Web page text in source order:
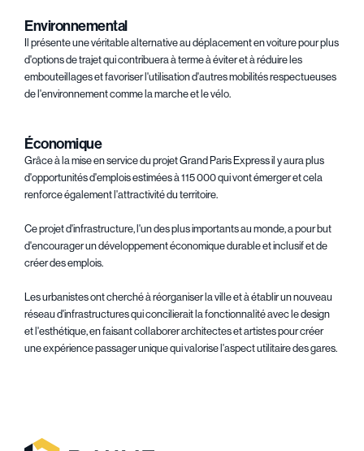
Environnemental
Il présente une véritable alternative au déplacement en voiture pour plus
d'options de trajet qui contribuera à terme à éviter et à réduire les
embouteillages et favoriser l'utilisation d'autres mobilités respectueuses
de l'environnement comme la marche et le vélo.
Économique
Grâce à la mise en service du projet Grand Paris Express il y aura plus
d'opportunités d'emplois estimées à 115 000 qui vont émerger et cela
renforce également l'attractivité du territoire.
Ce projet d'infrastructure, l'un des plus importants au monde, a pour but
d'encourager un développement économique durable et inclusif et de
créer des emplois.
Les urbanistes ont cherché à réorganiser la ville et à établir un nouveau
réseau d'infrastructures qui concilierait la fonctionnalité avec le design
et l'esthétique, en faisant collaborer architectes et artistes pour créer
une expérience passager unique qui valorise l'aspect utilitaire des gares.